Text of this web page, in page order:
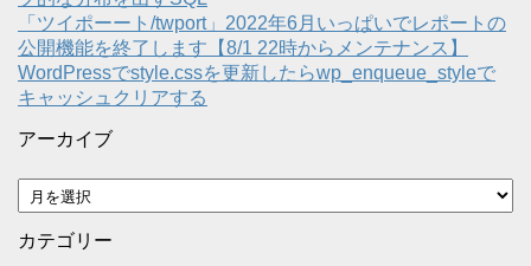
「ツイポーート/twport」2022年6月いっぱいでレポートの
公開機能を終了します【8/1 22時からメンテナンス】
WordPressでstyle.cssを更新したらwp_enqueue_styleで
キャッシュクリアする
アーカイブ
ア
ー
カ
カテゴリー